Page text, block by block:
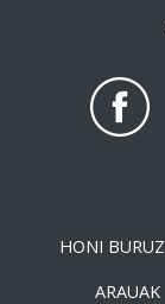
HONI BURUZ
ARAUAK